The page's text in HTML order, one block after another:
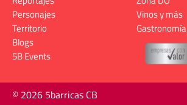
Personajes
Territorio
Vinos y más
Gastronomía
Blogs
5B Events
© 2026 5barricas CB